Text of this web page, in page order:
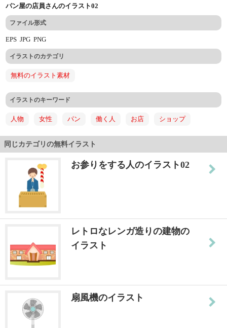
パン屋の店員さんのイラスト02
ファイル形式
EPSJPGPNG
イラストのカテゴリ
無料のイラスト素材
イラストのキーワード
人物 女性 パン 働く人 お店 ショップ
同じカテゴリの無料イラスト
お参りをする人のイラスト02
レトロなレンガ造りの建物の
イラスト
扇風機のイラスト